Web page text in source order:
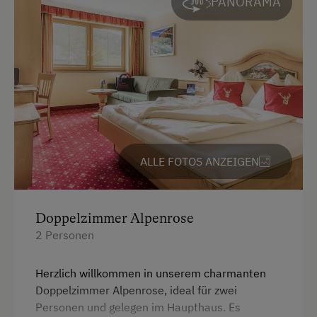
Reitwege
Rodelbahn in der Nähe
Schneeschuhwanderung
Skifahren
Skilift
Tischtennis
Wandern
Wintersport
Aktivurlaub
Wandern
Aussicht auf eine Berglandschaft
Balkon/Terrasse
Dusche
Eierkocher
Fernseher
Getränkeerwerb im Haus
Handtücher
Mikrowelle
Reinigungsausstattung im Hotel
ALLE FOTOS ANZEIGEN
Doppelzimmer Alpenrose
2 Personen
Herzlich willkommen in unserem charmanten
Doppelzimmer Alpenrose, ideal für zwei
Personen und gelegen im Haupthaus. Es